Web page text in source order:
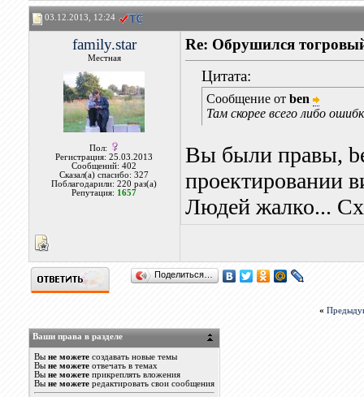
03.12.2013, 12:24
family.star
Местная
Пол:
Регистрация: 25.03.2013
Сообщений: 402
Сказал(а) спасибо: 327
Поблагодарили: 220 раз(а)
Репутация: 1657
Re: Обрушился
Цитата:
Сообщение от ben
Там скорее всего либо
Вы были правы,
проектировании
Людей жалко...
Поделиться…
«
Ваши права в разделе
Вы не можетесоздавать новые темы
Вы не можетеотвечать в темах
Вы не можетеприкреплять вложения
Вы не можетередактировать свои сообщения